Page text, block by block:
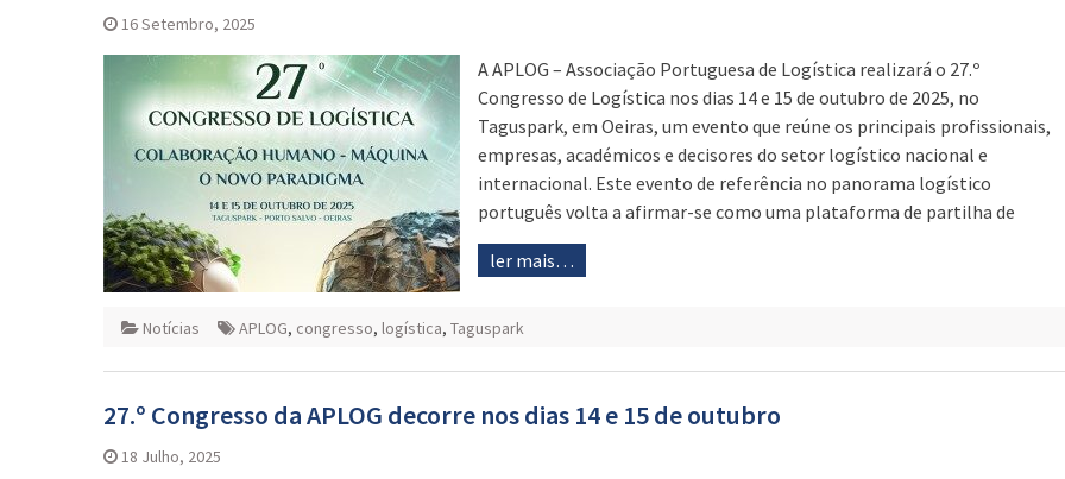
16 Setembro, 2025
A APLOG – Associação Portuguesa de Logística realizará o 27.º
Congresso de Logística nos dias 14 e 15 de outubro de 2025, no
Taguspark, em Oeiras, um evento que reúne os principais profissionais,
empresas, académicos e decisores do setor logístico nacional e
internacional. Este evento de referência no panorama logístico
português volta a afirmar-se como uma plataforma de partilha de
ler mais…
Notícias APLOG, congresso, logística, Taguspark
27.º Congresso da APLOG decorre nos dias 14 e 15 de outubro
18 Julho, 2025